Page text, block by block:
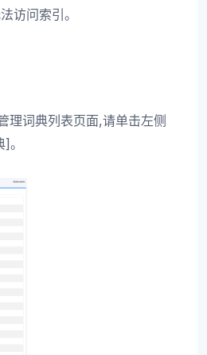
访问索引。
理词典列表页面,请单击左侧
。